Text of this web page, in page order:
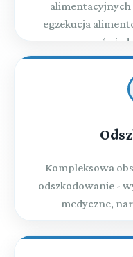
alimentacyjnych
egzekucja
Kompleksowa
odszkodowanie -
medyczne,